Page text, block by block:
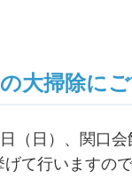
大掃除に
（日）、関口
げて行いますの